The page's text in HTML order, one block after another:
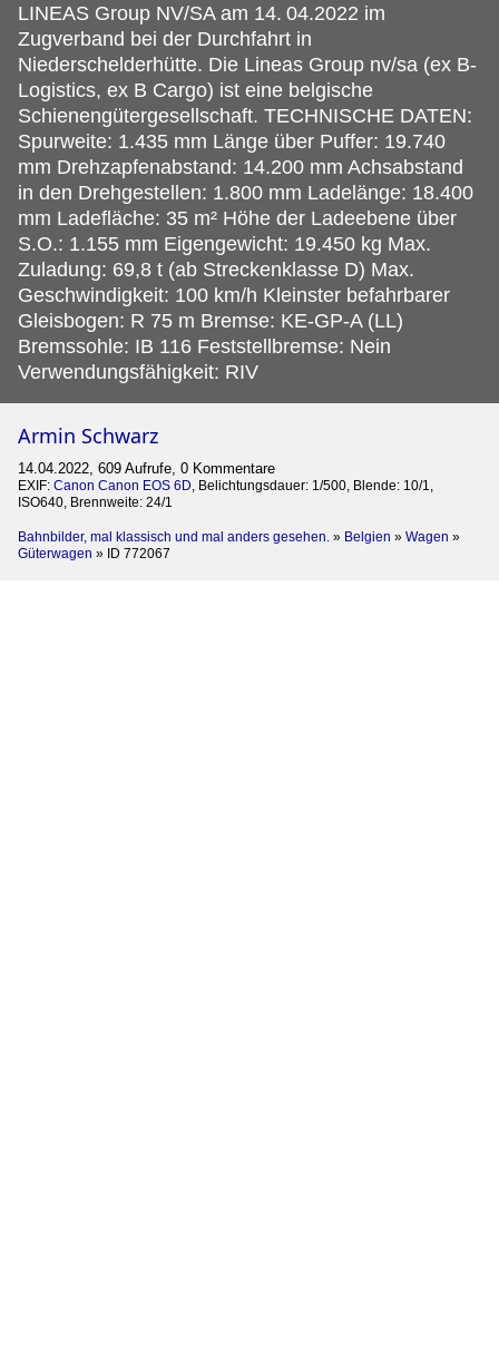
LINEAS Group NV/SA am 14. 04.2022 im
Zugverband bei der Durchfahrt in
Niederschelderhütte. Die Lineas Group nv/sa (ex B-
Logistics, ex B Cargo) ist eine belgische
Schienengütergesellschaft. TECHNISCHE DATEN:
Spurweite: 1.435 mm Länge über Puffer: 19.740
mm Drehzapfenabstand: 14.200 mm Achsabstand
in den Drehgestellen: 1.800 mm Ladelänge: 18.400
mm Ladefläche: 35 m² Höhe der Ladeebene über
S.O.: 1.155 mm Eigengewicht: 19.450 kg Max.
Zuladung: 69,8 t (ab Streckenklasse D) Max.
Geschwindigkeit: 100 km/h Kleinster befahrbarer
Gleisbogen: R 75 m Bremse: KE-GP-A (LL)
Bremssohle: IB 116 Feststellbremse: Nein
Verwendungsfähigkeit: RIV
Armin Schwarz
14.04.2022, 609 Aufrufe, 0 Kommentare
EXIF: Canon Canon EOS 6D, Belichtungsdauer: 1/500, Blende: 10/1,
ISO640, Brennweite: 24/1
Bahnbilder, mal klassisch und mal anders gesehen. » Belgien » Wagen »
Güterwagen » ID 772067